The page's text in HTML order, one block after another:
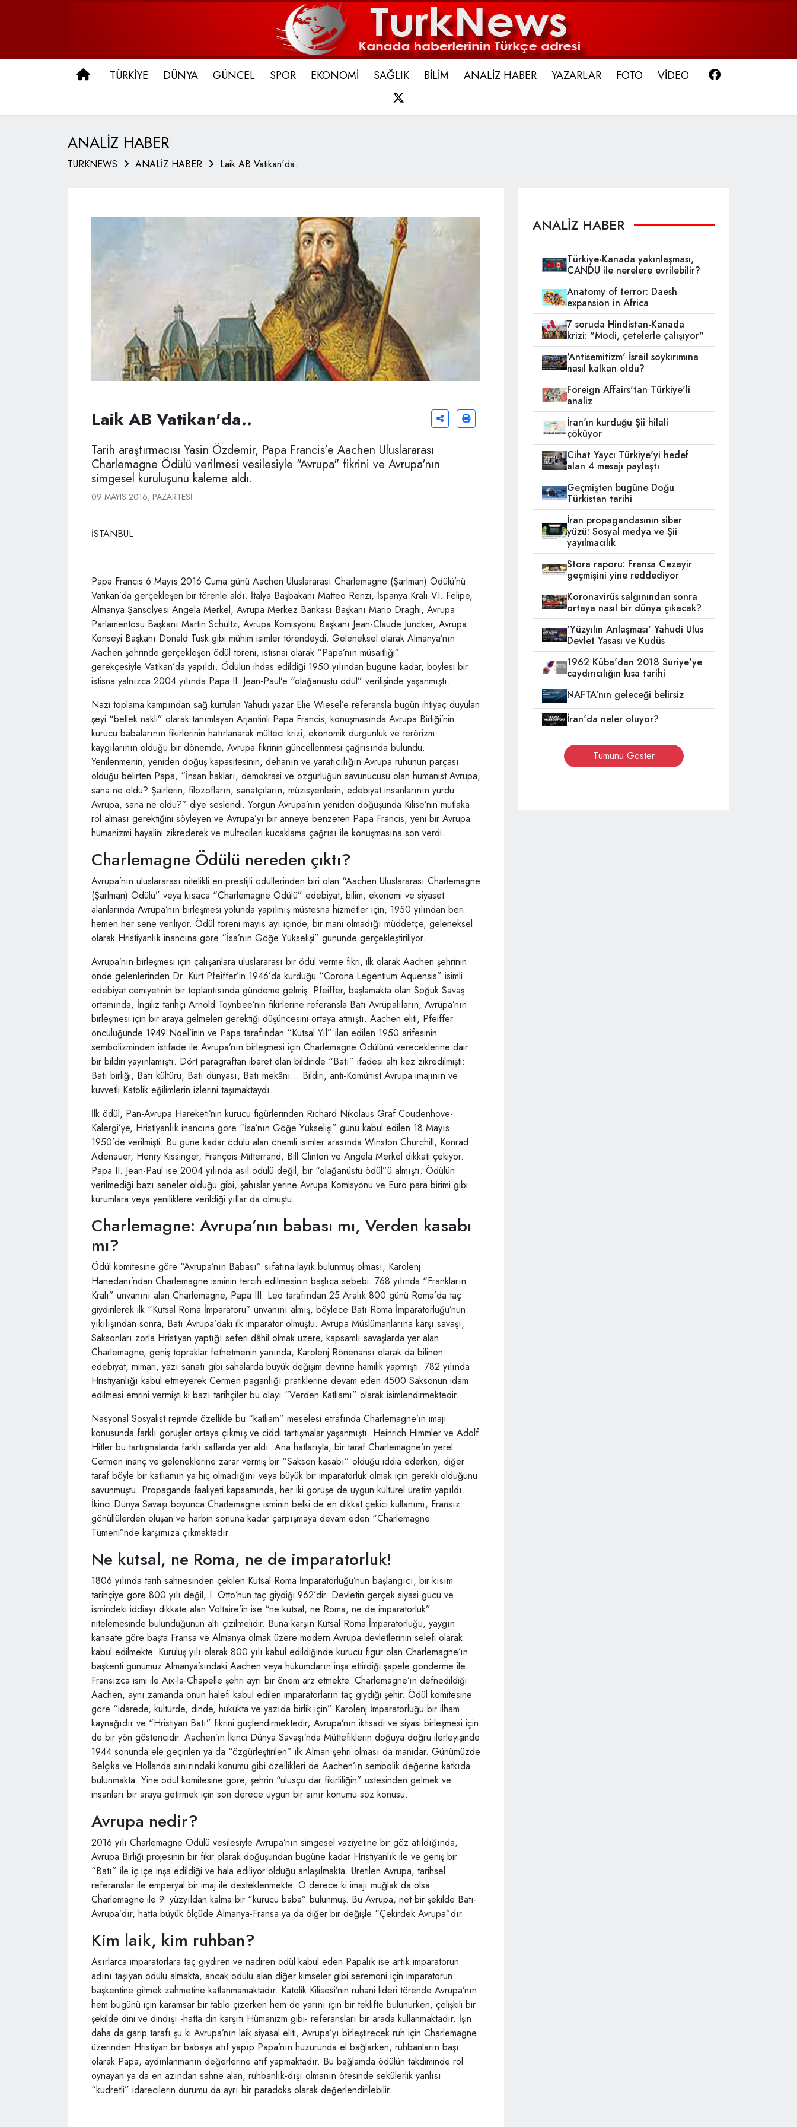
ANA SAYFA
TÜRKİYE DÜNYA GÜNCEL SPOR EKONOMİ SAĞLIK BİLİM ANALİZ HABER YAZARLAR FOTO VİDEO
ANALİZ HABER
TURKNEWS ANALİZ HABER Laik AB Vatikan'da..
Laik AB Vatikan'da..
Tarih araştırmacısı Yasin Özdemir, Papa Francis'e Aachen Uluslararası
Charlemagne Ödülü verilmesi vesilesiyle "Avrupa" fikrini ve Avrupa'nın
simgesel kuruluşunu kaleme aldı.
09 MAYIS 2016, PAZARTESI
İSTANBUL
Papa Francis 6 Mayıs 2016 Cuma günü Aachen Uluslararası Charlemagne (Şarlman) Ödülü’nü
Vatikan’da gerçekleşen bir törenle aldı. İtalya Başbakanı Matteo Renzi, İspanya Kralı VI. Felipe,
Almanya Şansölyesi Angela Merkel, Avrupa Merkez Bankası Başkanı Mario Draghi, Avrupa
Parlamentosu Başkanı Martin Schultz, Avrupa Komisyonu Başkanı Jean-Claude Juncker, Avrupa
Konseyi Başkanı Donald Tusk gibi mühim isimler törendeydi. Geleneksel olarak Almanya’nın
Aachen şehrinde gerçekleşen ödül töreni, istisnai olarak “Papa’nın müsaitliği”
gerekçesiyle Vatikan’da yapıldı. Ödülün ihdas edildiği 1950 yılından bugüne kadar, böylesi bir
istisna yalnızca 2004 yılında Papa II. Jean-Paul’e “olağanüstü ödül” verilişinde yaşanmıştı.
Nazi toplama kampından sağ kurtulan Yahudi yazar Elie Wiesel’e referansla bugün ihtiyaç duyulan
şeyi “bellek nakli” olarak tanımlayan Arjantinli Papa Francis, konuşmasında Avrupa Birliği’nin
kurucu babalarının fikirlerinin hatırlanarak mülteci krizi, ekonomik durgunluk ve terörizm
kaygılarının olduğu bir dönemde, Avrupa fikrinin güncellenmesi çağrısında bulundu.
Yenilenmenin, yeniden doğuş kapasitesinin, dehanın ve yaratıcılığın Avrupa ruhunun parçası
olduğu belirten Papa, “İnsan hakları, demokrasi ve özgürlüğün savunucusu olan hümanist Avrupa,
sana ne oldu? Şairlerin, filozofların, sanatçıların, müzisyenlerin, edebiyat insanlarının yurdu
Avrupa, sana ne oldu?” diye seslendi. Yorgun Avrupa’nın yeniden doğuşunda Kilise’nin mutlaka
rol alması gerektiğini söyleyen ve Avrupa’yı bir anneye benzeten Papa Francis, yeni bir Avrupa
hümanizmi hayalini zikrederek ve mültecileri kucaklama çağrısı ile konuşmasına son verdi.
Charlemagne Ödülü nereden çıktı?
Avrupa’nın uluslararası nitelikli en prestijli ödüllerinden biri olan “Aachen Uluslararası Charlemagne
(Şarlman) Ödülü” veya kısaca “Charlemagne Ödülü” edebiyat, bilim, ekonomi ve siyaset
alanlarında Avrupa’nın birleşmesi yolunda yapılmış müstesna hizmetler için, 1950 yılından beri
hemen her sene veriliyor. Ödül töreni mayıs ayı içinde, bir mani olmadığı müddetçe, geleneksel
olarak Hristiyanlık inancına göre “İsa’nın Göğe Yükselişi” gününde gerçekleştiriliyor.
Avrupa’nın birleşmesi için çalışanlara uluslararası bir ödül verme fikri, ilk olarak Aachen şehrinin
önde gelenlerinden Dr. Kurt Pfeiffer’in 1946’da kurduğu “Corona Legentium Aquensis” isimli
edebiyat cemiyetinin bir toplantısında gündeme gelmiş. Pfeiffer, başlamakta olan Soğuk Savaş
ortamında, İngiliz tarihçi Arnold Toynbee’nin fikirlerine referansla Batı Avrupalıların, Avrupa’nın
birleşmesi için bir araya gelmeleri gerektiği düşüncesini ortaya atmıştı. Aachen eliti, Pfeiffer
öncülüğünde 1949 Noel’inin ve Papa tarafından “Kutsal Yıl” ilan edilen 1950 arifesinin
sembolizminden istifade ile Avrupa’nın birleşmesi için Charlemagne Ödülünü vereceklerine dair
bir bildiri yayınlamıştı. Dört paragraftan ibaret olan bildiride “Batı” ifadesi altı kez zikredilmişti:
Batı birliği, Batı kültürü, Batı dünyası, Batı mekânı… Bildiri, anti-Komünist Avrupa imajının ve
kuvvetli Katolik eğilimlerin izlerini taşımaktaydı.
İlk ödül, Pan-Avrupa Hareketi’nin kurucu figürlerinden Richard Nikolaus Graf Coudenhove-
Kalergi’ye, Hristiyanlık inancına göre “İsa’nın Göğe Yükselişi” günü kabul edilen 18 Mayıs
1950’de verilmişti. Bu güne kadar ödülü alan önemli isimler arasında Winston Churchill, Konrad
Adenauer, Henry Kissinger, François Mitterrand, Bill Clinton ve Angela Merkel dikkati çekiyor.
Papa II. Jean-Paul ise 2004 yılında asıl ödülü değil, bir “olağanüstü ödül”ü almıştı. Ödülün
verilmediği bazı seneler olduğu gibi, şahıslar yerine Avrupa Komisyonu ve Euro para birimi gibi
kurumlara veya yeniliklere verildiği yıllar da olmuştu.
Charlemagne: Avrupa’nın babası mı, Verden kasabı
mı?
Ödül komitesine göre “Avrupa’nın Babası” sıfatına layık bulunmuş olması, Karolenj
Hanedanı’ndan Charlemagne isminin tercih edilmesinin başlıca sebebi. 768 yılında “Frankların
Kralı” unvanını alan Charlemagne, Papa III. Leo tarafından 25 Aralık 800 günü Roma’da taç
giydirilerek ilk “Kutsal Roma İmparatoru” unvanını almış, böylece Batı Roma İmparatorluğu’nun
yıkılışından sonra, Batı Avrupa’daki ilk imparator olmuştu. Avrupa Müslümanlarına karşı savaşı,
Saksonları zorla Hristiyan yaptığı seferi dâhil olmak üzere, kapsamlı savaşlarda yer alan
Charlemagne, geniş topraklar fethetmenin yanında, Karolenj Rönenansı olarak da bilinen
edebiyat, mimari, yazı sanatı gibi sahalarda büyük değişim devrine hamilik yapmıştı. 782 yılında
Hristiyanlığı kabul etmeyerek Cermen paganlığı pratiklerine devam eden 4500 Saksonun idam
edilmesi emrini vermişti ki bazı tarihçiler bu olayı “Verden Katliamı” olarak isimlendirmektedir.
Nasyonal Sosyalist rejimde özellikle bu “katliam” meselesi etrafında Charlemagne’ın imajı
konusunda farklı görüşler ortaya çıkmış ve ciddi tartışmalar yaşanmıştı. Heinrich Himmler ve Adolf
Hitler bu tartışmalarda farklı saflarda yer aldı. Ana hatlarıyla, bir taraf Charlemagne’ın yerel
Cermen inanç ve geleneklerine zarar vermiş bir “Sakson kasabı” olduğu iddia ederken, diğer
taraf böyle bir katliamın ya hiç olmadığını veya büyük bir imparatorluk olmak için gerekli olduğunu
savunmuştu. Propaganda faaliyeti kapsamında, her iki görüşe de uygun kültürel üretim yapıldı.
İkinci Dünya Savaşı boyunca Charlemagne isminin belki de en dikkat çekici kullanımı, Fransız
gönüllülerden oluşan ve harbin sonuna kadar çarpışmaya devam eden “Charlemagne
Tümeni”nde karşımıza çıkmaktadır.
Ne kutsal, ne Roma, ne de imparatorluk!
1806 yılında tarih sahnesinden çekilen Kutsal Roma İmparatorluğu’nun başlangıcı, bir kısım
tarihçiye göre 800 yılı değil, I. Otto’nun taç giydiği 962’dir. Devletin gerçek siyasi gücü ve
ismindeki iddiayı dikkate alan Voltaire’in ise “ne kutsal, ne Roma, ne de imparatorluk”
nitelemesinde bulunduğunun altı çizilmelidir. Buna karşın Kutsal Roma İmparatorluğu, yaygın
kanaate göre başta Fransa ve Almanya olmak üzere modern Avrupa devletlerinin selefi olarak
kabul edilmekte. Kuruluş yılı olarak 800 yılı kabul edildiğinde kurucu figür olan Charlemagne’ın
başkenti günümüz Almanya’sındaki Aachen veya hükümdarın inşa ettirdiği şapele gönderme ile
Fransızca ismi ile Aix-la-Chapelle şehri ayrı bir önem arz etmekte. Charlemagne’ın defnedildiği
Aachen, aynı zamanda onun halefi kabul edilen imparatorların taç giydiği şehir. Ödül komitesine
göre “idarede, kültürde, dinde, hukukta ve yazıda birlik için” Karolenj İmparatorluğu bir ilham
kaynağıdır ve “Hristiyan Batı” fikrini güçlendirmektedir; Avrupa’nın iktisadi ve siyasi birleşmesi için
de bir yön göstericidir. Aachen’ın İkinci Dünya Savaşı’nda Müttefiklerin doğuya doğru ilerleyişinde
1944 sonunda ele geçirilen ya da “özgürleştirilen” ilk Alman şehri olması da manidar. Günümüzde
Belçika ve Hollanda sınırındaki konumu gibi özellikleri de Aachen’ın sembolik değerine katkıda
bulunmakta. Yine ödül komitesine göre, şehrin “ulusçu dar fikirliliğin” üstesinden gelmek ve
insanları bir araya getirmek için son derece uygun bir sınır konumu söz konusu.
Avrupa nedir?
2016 yılı Charlemagne Ödülü vesilesiyle Avrupa’nın simgesel vaziyetine bir göz atıldığında,
Avrupa Birliği projesinin bir fikir olarak doğuşundan bugüne kadar Hristiyanlık ile ve geniş bir
“Batı” ile iç içe inşa edildiği ve hala ediliyor olduğu anlaşılmakta. Üretilen Avrupa, tarihsel
referanslar ile emperyal bir imaj ile desteklenmekte. O derece ki imajı muğlak da olsa
Charlemagne ile 9. yüzyıldan kalma bir “kurucu baba” bulunmuş. Bu Avrupa, net bir şekilde Batı-
Avrupa’dır, hatta büyük ölçüde Almanya-Fransa ya da diğer bir değişle “Çekirdek Avrupa”dır.
Kim laik, kim ruhban?
Asırlarca imparatorlara taç giydiren ve nadiren ödül kabul eden Papalık ise artık imparatorun
adını taşıyan ödülü almakta, ancak ödülü alan diğer kimseler gibi seremoni için imparatorun
başkentine gitmek zahmetine katlanmamaktadır. Katolik Kilisesi’nin ruhani lideri törende Avrupa’nın
hem bugünü için karamsar bir tablo çizerken hem de yarını için bir teklifte bulunurken, çelişkili bir
şekilde dini ve dindışı -hatta din karşıtı Hümanizm gibi- referansları bir arada kullanmaktadır. İşin
daha da garip tarafı şu ki Avrupa’nın laik siyasal eliti, Avrupa’yı birleştirecek ruh için Charlemagne
üzerinden Hristiyan bir babaya atıf yapıp Papa’nın huzurunda el bağlarken, ruhbanların başı
olarak Papa, aydınlanmanın değerlerine atıf yapmaktadır. Bu bağlamda ödülün takdiminde rol
oynayan ya da en azından sahne alan, ruhbanlık-dışı olmanın ötesinde sekülerlik yanlısı
“kudretli” idarecilerin durumu da ayrı bir paradoks olarak değerlendirilebilir.
ANALİZ HABER
Türkiye-Kanada yakınlaşması,
CANDU ile nerelere evrilebilir?
Anatomy of terror: Daesh
expansion in Africa
7 soruda Hindistan-Kanada
krizi: "Modi, çetelerle çalışıyor"
'Antisemitizm' İsrail soykırımına
nasıl kalkan oldu?
Foreign Affairs'tan Türkiye'li
analiz
İran'ın kurduğu Şii hilali
çöküyor
Cihat Yaycı Türkiye'yi hedef
alan 4 mesajı paylaştı
Geçmişten bugüne Doğu
Türkistan tarihi
İran propagandasının siber
yüzü: Sosyal medya ve Şii
yayılmacılık
Stora raporu: Fransa Cezayir
geçmişini yine reddediyor
Koronavirüs salgınından sonra
ortaya nasıl bir dünya çıkacak?
'Yüzyılın Anlaşması' Yahudi Ulus
Devlet Yasası ve Kudüs
1962 Küba'dan 2018 Suriye'ye
caydırıcılığın kısa tarihi
NAFTA’nın geleceği belirsiz
İran'da neler oluyor?
Tümünü Göster